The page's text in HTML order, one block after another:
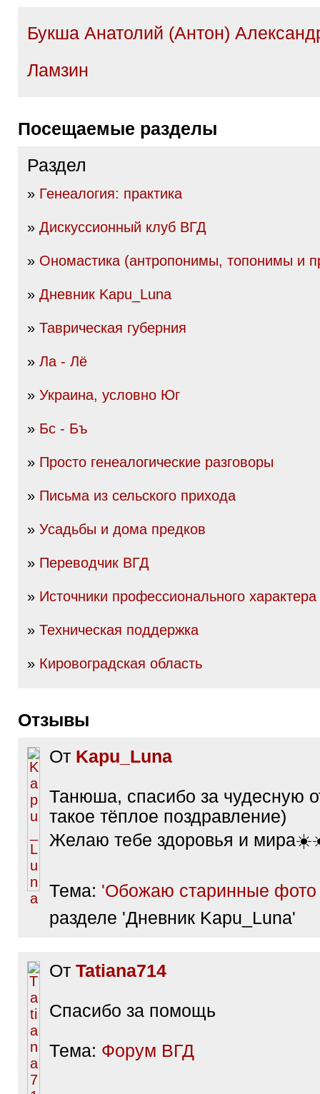
Букша Анатолий (Антон)
Ламзин
Посещаемые разделы
Раздел
» Генеалогия: практика
» Дискуссионный клуб ВГД
» Ономастика (антропонимы, топонимы и
» Дневник Kapu_Luna
» Таврическая губерния
» Ла - Лё
» Украина, условно Юг
» Бс - Бъ
» Просто генеалогические разговоры
» Письма из сельского прихода
» Усадьбы и дома предков
» Переводчик ВГД
» Источники профессионального характера
» Техническая поддержка
» Кировоградская область
Отзывы
От Kapu_Luna
Танюша, спасибо за чудесную
такое тёплое поздравление)
Желаю тебе здоровья и
Тема: 'Обожаю старинные
разделе 'Дневник Kapu_Luna'
От Tatiana714
Спасибо за помощь
Тема: Форум ВГД